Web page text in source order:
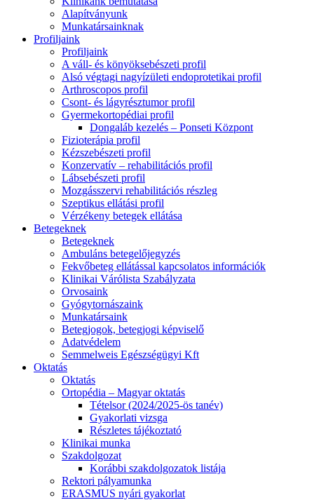
Alapítványunk
Munkatársainknak
Profiljaink
Profiljaink
A váll- és könyöksebészeti profil
Alsó végtagi nagyízületi endoprotetikai profil
Arthroscopos profil
Csont- és lágyrésztumor profil
Gyermekortopédiai profil
Dongaláb kezelés – Ponseti Központ
Fizioterápia profil
Kézszebészeti profil
Konzervatív – rehabilitációs profil
Lábsebészeti profil
Mozgásszervi rehabilitációs részleg
Szeptikus ellátási profil
Vérzékeny betegek ellátása
Betegeknek
Betegeknek
Ambuláns betegelőjegyzés
Fekvőbeteg ellátással kapcsolatos információk
Klinikai Várólista Szabályzata
Orvosaink
Gyógytornászaink
Munkatársaink
Betegjogok, betegjogi képviselő
Adatvédelem
Semmelweis Egészségügyi Kft
Oktatás
Oktatás
Ortopédia – Magyar oktatás
Tételsor (2024/2025-ös tanév)
Gyakorlati vizsga
Részletes tájékoztató
Klinikai munka
Szakdolgozat
Korábbi szakdolgozatok listája
Rektori pályamunka
ERASMUS nyári gyakorlat